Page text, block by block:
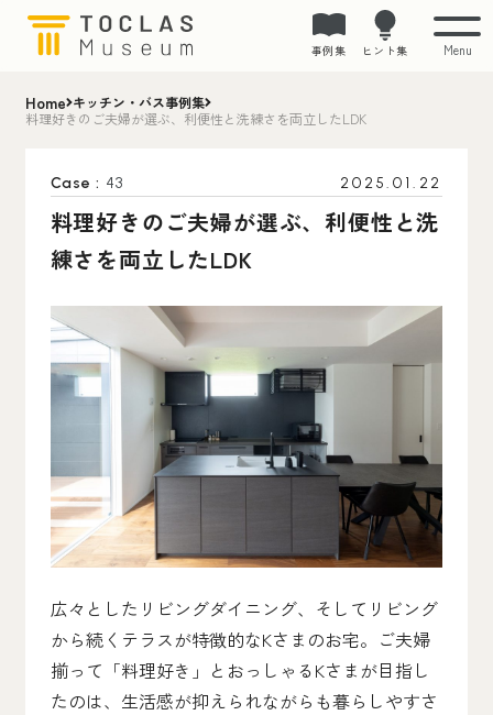
事例集 ヒント集 Menu
Home キッチン・バス事例集
料理好きのご夫婦が選ぶ、利便性と洗練さを両立したLDK
Case : 43 2025.01.22
料理好きのご夫婦が選ぶ、利便性と洗
練さを両立したLDK
広々としたリビングダイニング、そしてリビング
から続くテラスが特徴的なKさまのお宅。ご夫婦
揃って「料理好き」とおっしゃるKさまが目指し
たのは、生活感が抑えられながらも暮らしやすさ